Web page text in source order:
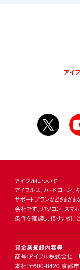
アイ
アイフルについて
アイフルは、カードローン、
サポートプランなどさまざ
会社です。パソコン、スマ
条件を確認し、借りすぎに注
貸金業登録内容等
商号：アイフル株式会社
本社：〒600-8420 京都